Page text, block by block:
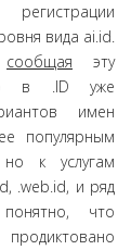
вида ai.id.
сообщая эту
в .ID уже
имен
популярным
к услугам
.web.id, и ряд
что